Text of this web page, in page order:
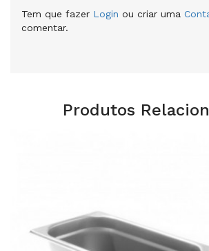
Tem que fazer Login ou criar uma
comentar.
Produtos